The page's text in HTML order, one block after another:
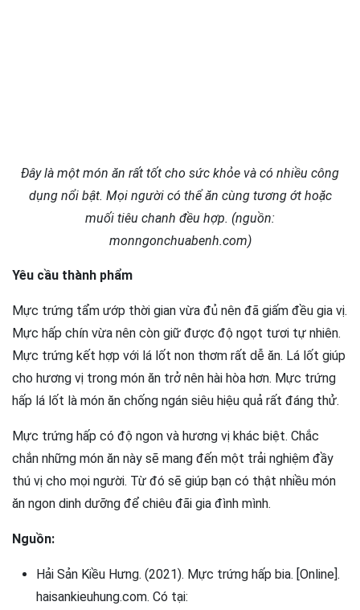
Đây là một món ăn rất tốt cho sức khỏe và có nhiều công
dụng nổi bật. Mọi người có thể ăn cùng tương ớt hoặc
muối tiêu chanh đều hợp. (nguồn:
monngonchuabenh.com)
Yêu cầu thành phẩm
Mực trứng tẩm ướp thời gian vừa đủ nên đã giấm đều gia vị.
Mực hấp chín vừa nên còn giữ được độ ngọt tươi tự nhiên.
Mực trứng kết hợp với lá lốt non thơm rất dễ ăn. Lá lốt giúp
cho hương vị trong món ăn trở nên hài hòa hơn. Mực trứng
hấp lá lốt là món ăn chống ngán siêu hiệu quả rất đáng thử.
Mực trứng hấp có độ ngon và hương vị khác biệt. Chắc
chắn những món ăn này sẽ mang đến một trải nghiệm đầy
thú vị cho mọi người. Từ đó sẽ giúp bạn có thật nhiều món
ăn ngon dinh dưỡng để chiêu đãi gia đình mình.
Nguồn:
Hải Sản Kiều Hưng. (2021). Mực trứng hấp bia. [Online].
haisankieuhung.com. Có tại: